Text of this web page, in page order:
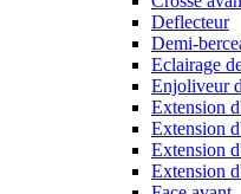
Deflecteur
Demi-
Eclairage
Enjoliveur
Extension
Extension
Extension
Extension